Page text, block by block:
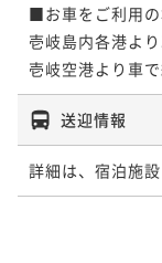
■お車をご利用
壱岐島内各港よ
壱岐空港より車
送迎情報
詳細は、宿泊施